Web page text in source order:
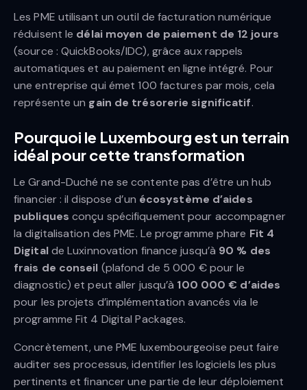
Les PME utilisant un outil de facturation numérique
réduisent le délai moyen de paiement de 12 jours
(source : QuickBooks/IDC), grâce aux rappels
automatiques et au paiement en ligne intégré. Pour
une entreprise qui émet 100 factures par mois, cela
représente un gain de trésorerie significatif.
Pourquoi le Luxembourg est un terrain
idéal pour cette transformation
Le Grand-Duché ne se contente pas d’être un hub
financier : il dispose d’un écosystème d’aides
publiques conçu spécifiquement pour accompagner
la digitalisation des PME. Le programme phare Fit 4
Digitalde Luxinnovation finance jusqu’à 90 % des
frais de conseil (plafond de 5 000 € pour le
diagnostic) et peut aller jusqu’à 100 000 € d’aides
pour les projets d’implémentation avancés via le
programme Fit 4 Digital Packages.
Concrètement, une PME luxembourgeoise peut faire
auditer ses processus, identifier les logiciels les plus
pertinents et financer une partie de leur déploiement